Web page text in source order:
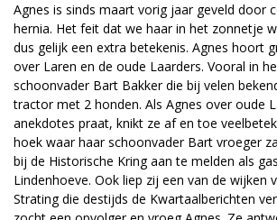
Agnes is sinds maart vorig jaar geveld door
hernia. Het feit dat we haar in het zonnetje
dus gelijk een extra betekenis. Agnes hoort
over Laren en de oude Laarders. Vooral in
schoonvader Bart Bakker die bij velen
tractor met 2 honden. Als Agnes over oude
anekdotes praat, knikt ze af en toe
hoek waar haar schoonvader Bart vroeger
bij de Historische Kring aan te melden als
Lindenhoeve. Ook liep zij een van de wijken
Strating die destijds de Kwartaalberichten